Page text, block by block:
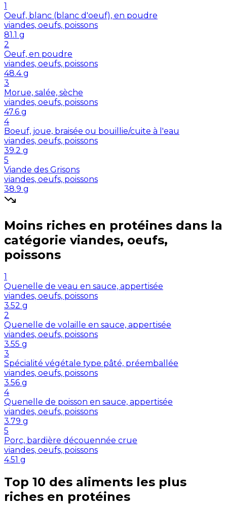
1
Oeuf, blanc (blanc d'oeuf), en poudre
viandes, oeufs, poissons
81.1 g
2
Oeuf, en poudre
viandes, oeufs, poissons
48.4 g
3
Morue, salée, sèche
viandes, oeufs, poissons
47.6 g
4
Boeuf, joue, braisée ou bouillie/cuite à l'eau
viandes, oeufs, poissons
39.2 g
5
Viande des Grisons
viandes, oeufs, poissons
38.9 g
Moins riches en protéines dans la
catégorie viandes, oeufs,
poissons
1
Quenelle de veau en sauce, appertisée
viandes, oeufs, poissons
3.52 g
2
Quenelle de volaille en sauce, appertisée
viandes, oeufs, poissons
3.55 g
3
Spécialité végétale type pâté, préemballée
viandes, oeufs, poissons
3.56 g
4
Quenelle de poisson en sauce, appertisée
viandes, oeufs, poissons
3.79 g
5
Porc, bardière découennée crue
viandes, oeufs, poissons
4.51 g
Top 10 des aliments les plus
riches en protéines